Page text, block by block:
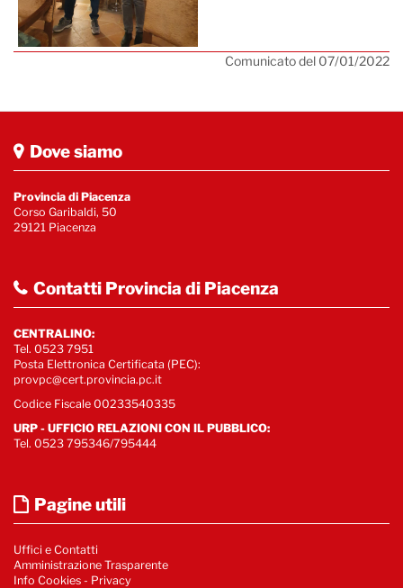
Comunicato del 07/01/2022
Dove siamo
Provincia di Piacenza
Corso Garibaldi, 50
29121 Piacenza
Contatti Provincia di Piacenza
CENTRALINO:
Tel. 0523 7951
Posta Elettronica Certificata (PEC):
provpc@cert.provincia.pc.it
Codice Fiscale 00233540335
URP - UFFICIO RELAZIONI CON IL PUBBLICO:
Tel. 0523 795346/795444
Pagine utili
Uffici e Contatti
Amministrazione Trasparente
Info Cookies - Privacy